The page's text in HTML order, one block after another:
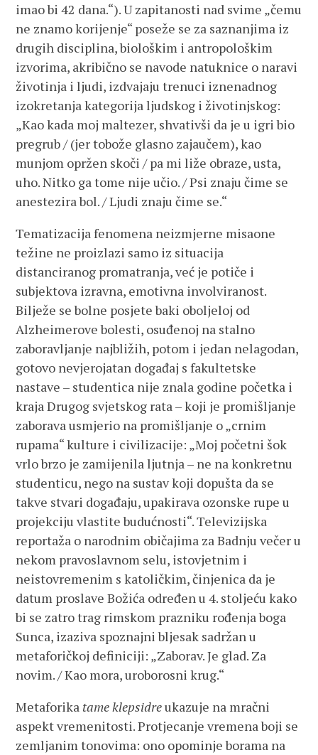
imao bi 42 dana.“). U zapitanosti nad svime „čemu
ne znamo korijenje“ poseže se za saznanjima iz
drugih disciplina, biološkim i antropološkim
izvorima, akribično se navode natuknice o naravi
životinja i ljudi, izdvajaju trenuci iznenadnog
izokretanja kategorija ljudskog i životinjskog:
„Kao kada moj maltezer, shvativši da je u igri bio
pregrub / (jer tobože glasno zajaučem), kao
munjom opržen skoči / pa mi liže obraze, usta,
uho. Nitko ga tome nije učio. / Psi znaju čime se
anestezira bol. / Ljudi znaju čime se.“
Tematizacija fenomena neizmjerne misaone
težine ne proizlazi samo iz situacija
distanciranog promatranja, već je potiče i
subjektova izravna, emotivna involviranost.
Bilježe se bolne posjete baki oboljeloj od
Alzheimerove bolesti, osuđenoj na stalno
zaboravljanje najbližih, potom i jedan nelagodan,
gotovo nevjerojatan događaj s fakultetske
nastave – studentica nije znala godine početka i
kraja Drugog svjetskog rata – koji je promišljanje
zaborava usmjerio na promišljanje o „crnim
rupama“ kulture i civilizacije: „Moj početni šok
vrlo brzo je zamijenila ljutnja – ne na konkretnu
studenticu, nego na sustav koji dopušta da se
takve stvari događaju, upakirava ozonske rupe u
projekciju vlastite budućnosti“. Televizijska
reportaža o narodnim običajima za Badnju večer u
nekom pravoslavnom selu, istovjetnim i
neistovremenim s katoličkim, činjenica da je
datum proslave Božića određen u 4. stoljeću kako
bi se zatro trag rimskom prazniku rođenja boga
Sunca, izaziva spoznajni bljesak sadržan u
metaforičkoj definiciji: „Zaborav. Je glad. Za
novim. / Kao mora, uroborosni krug.“
Metaforika tame klepsidreukazuje na mračni
aspekt vremenitosti. Protjecanje vremena boji se
zemljanim tonovima: ono opominje borama na